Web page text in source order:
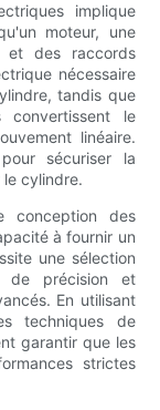
implique
moteur, une
et des raccords
nécessaire
tandis que
le
linéaire.
sécuriser la
cylindre.
conception des
à fournir un
une sélection
de précision et
En utilisant
techniques de
garantir que les
strictes